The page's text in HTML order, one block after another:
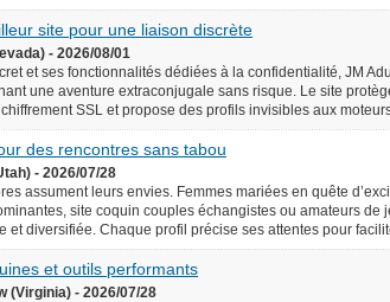
site pour une liaison discrète
- 2026/08/01
et ses fonctionnalités dédiées à la confidentialité, JM
une aventure extraconjugale sans risque. Le site
SSL et propose des profils invisibles aux
des rencontres sans tabou
- 2026/07/28
assument leurs envies. Femmes mariées en quête
site coquin couples échangistes ou amateurs de
et diversifiée. Chaque profil précise ses attentes pour
et outils performants
(Virginia) - 2026/07/28